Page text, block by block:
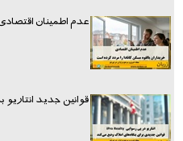
عدم اطمینان
قوانین جدید